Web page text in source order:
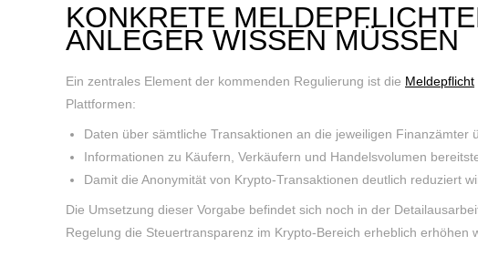
KONKRETE
ANLEGER WISSEN MÜSSEN
Ein zentrales Element der kommenden Regulierung ist die Meldepflicht
Plattformen:
Daten über sämtliche Transaktionen an die jeweiligen Finanzämter
Informationen zu Käufern, Verkäufern und Handelsvolumen
Damit die Anonymität von Krypto-Transaktionen deutlich reduziert
Die Umsetzung dieser Vorgabe befindet sich noch in der
Regelung die Steuertransparenz im Krypto-Bereich erheblich erhöhen